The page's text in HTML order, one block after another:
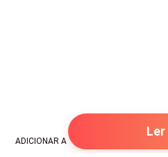
ADICIONAR A
Ler